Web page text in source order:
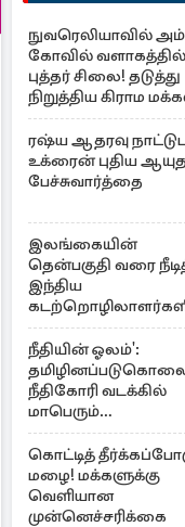
நுவரெலியாவில்
கோவில் வளாகத்தில்
புத்தர் சிலை! தடுத்து
நிறுத்திய கிராம
ரஷ்ய ஆதரவு
உக்ரைன் புதிய
பேச்சுவார்த்தை
இலங்கையின்
தென்பகுதி வரை
இந்திய
ஊடுருவல்
நீதியின் ஓலம்':
நீதிகோரி வடக்கில்
மாபெரும்
கொட்டித்
மழை! மக்களுக்கு
வெளியான
முன்னெச்சரிக்கை